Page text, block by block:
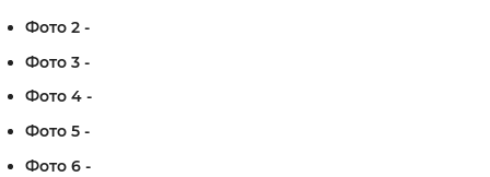
Фото 2 -
Фото 3 -
Фото 4 -
Фото 5 -
Фото 6 -